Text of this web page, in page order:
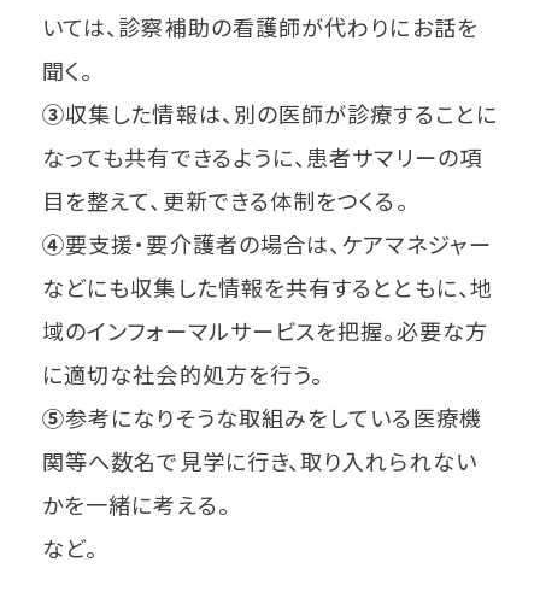
いては、診察補助の看護師が代わりにお話を
聞く。
③収集した情報は、別の医師が診療することに
なっても共有できるように、患者サマリーの項
目を整えて、更新できる体制をつくる。
④要支援・要介護者の場合は、ケアマネジャー
などにも収集した情報を共有するとともに、地
域のインフォーマルサービスを把握。必要な方
に適切な社会的処方を行う。
⑤参考になりそうな取組みをしている医療機
関等へ数名で見学に行き、取り入れられない
かを一緒に考える。
など。